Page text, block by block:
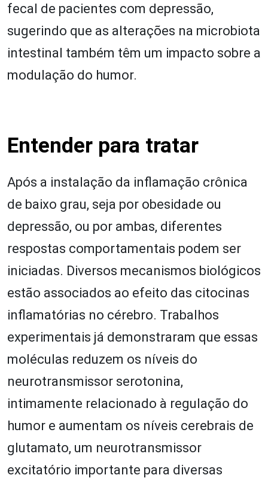
fecal de pacientes com depressão,
sugerindo que as alterações na microbiota
intestinal também têm um impacto sobre a
modulação do humor.
Entender para tratar
Após a instalação da inflamação crônica
de baixo grau, seja por obesidade ou
depressão, ou por ambas, diferentes
respostas comportamentais podem ser
iniciadas. Diversos mecanismos biológicos
estão associados ao efeito das citocinas
inflamatórias no cérebro. Trabalhos
experimentais já demonstraram que essas
moléculas reduzem os níveis do
neurotransmissor serotonina,
intimamente relacionado à regulação do
humor e aumentam os níveis cerebrais de
glutamato, um neurotransmissor
excitatório importante para diversas